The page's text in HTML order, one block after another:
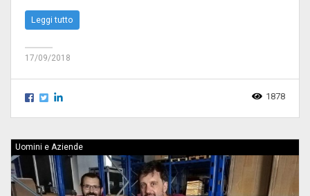
Leggi tutto
17/09/2018
1878
Uomini e Aziende